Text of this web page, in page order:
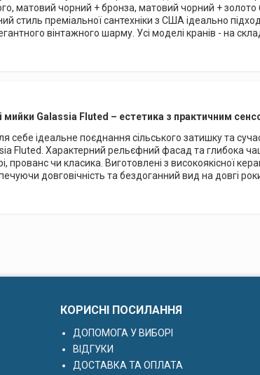
матовий чорний + бронза, матовий чорний +
стиль преміальної сантехніки з США ідеально
вінтажного шарму. Усі моделі кранів - на
мийки Galassia Fluted – естетика з практичним
себе ідеальне поєднання сільського затишку та
Fluted. Характерний рельєфний фасад та глибока
прованс чи класика. Виготовлені з високоякісної
довговічність та бездоганний вид на довгі
КОРИСНІ ПОСИЛАННЯ
ДОПОМОГА У ВИБОРІ
ВІДГУКИ
ДОСТАВКА ТА ОПЛАТА